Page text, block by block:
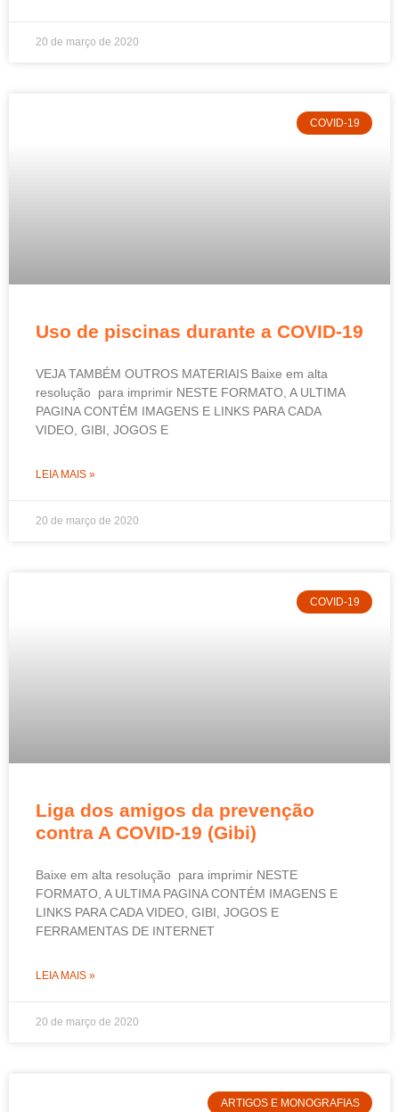
20 de março de 2020
COVID-19
Uso de piscinas durante a COVID-19
VEJA TAMBÉM OUTROS MATERIAIS Baixe em alta
resolução para imprimir NESTE FORMATO, A ULTIMA
PAGINA CONTÉM IMAGENS E LINKS PARA CADA
VIDEO, GIBI, JOGOS E
LEIA MAIS »
20 de março de 2020
COVID-19
Liga dos amigos da prevenção
contra A COVID-19 (Gibi)
Baixe em alta resolução para imprimir NESTE
FORMATO, A ULTIMA PAGINA CONTÉM IMAGENS E
LINKS PARA CADA VIDEO, GIBI, JOGOS E
FERRAMENTAS DE INTERNET
LEIA MAIS »
20 de março de 2020
ARTIGOS E MONOGRAFIAS